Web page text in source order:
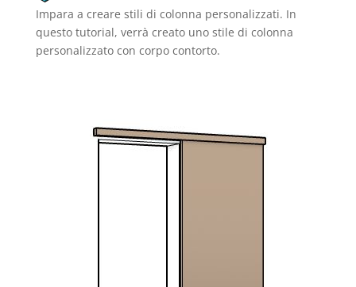
Impara a creare stili di colonna personalizzati. In
questo tutorial, verrà creato uno stile di colonna
personalizzato con corpo contorto.